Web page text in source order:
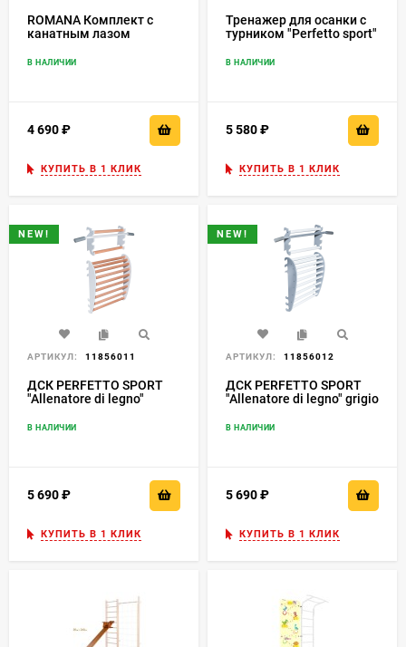
ROMANA Комплект с
канатным лазом
В НАЛИЧИИ
4 690
КУПИТЬ В 1 КЛИК
Тренажер для осанки с
турником "Perfetto sport"
В НАЛИЧИИ
5 580
КУПИТЬ В 1 КЛИК
NEW!
АРТИКУЛ: 11856011
ДСК PERFETTO SPORT
"Allenatore di legno"
Тренажёр №2
В НАЛИЧИИ
5 690
КУПИТЬ В 1 КЛИК
NEW!
АРТИКУЛ: 11856012
ДСК PERFETTO SPORT
"Allenatore di legno" grigio
В НАЛИЧИИ
5 690
КУПИТЬ В 1 КЛИК